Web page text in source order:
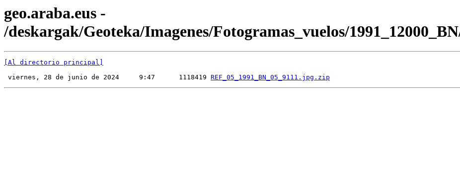
geo.araba.eus -
/deskargak/Geoteka/Imagenes/Fotogramas_vuelos/
[Al directorio principal]
viernes, 28 de junio de 2024     9:47      1118419 REF_05_1991_BN_05_9111.jpg.zip